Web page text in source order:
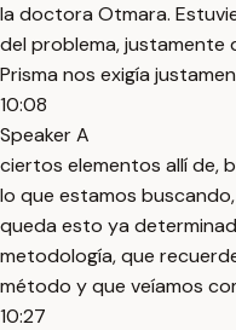
la doctora Otmara.
del problema, justamente
Prisma nos exigía
10:08
Speaker A
ciertos elementos allí de,
lo que estamos
queda esto ya
metodología, que
método y que veíamos
10:27